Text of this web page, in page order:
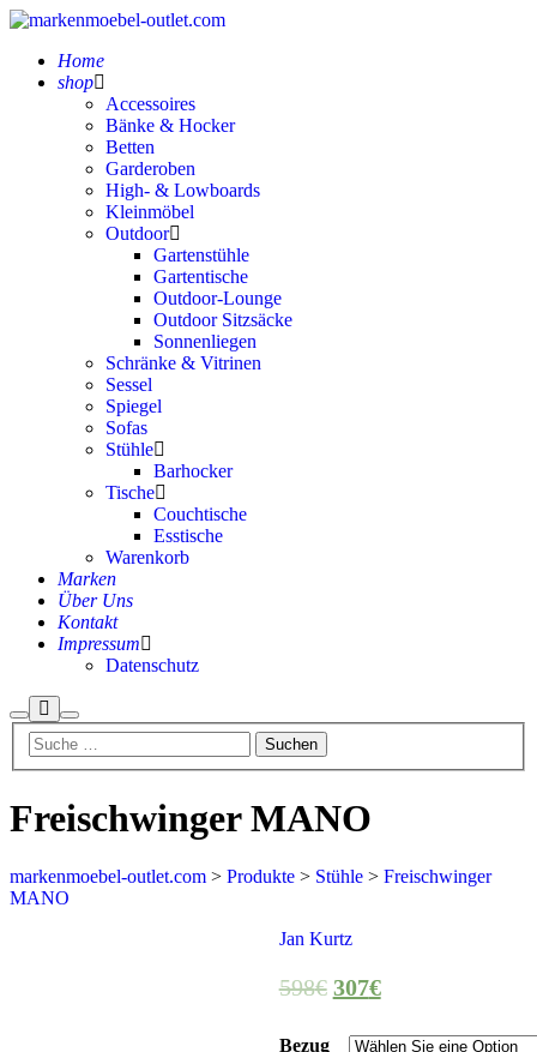
Home
shop
Accessoires
Bänke & Hocker
Betten
Garderoben
High- & Lowboards
Kleinmöbel
Outdoor
Gartenstühle
Gartentische
Outdoor-Lounge
Outdoor Sitzsäcke
Sonnenliegen
Schränke & Vitrinen
Sessel
Spiegel
Sofas
Stühle
Barhocker
Tische
Couchtische
Esstische
Warenkorb
Marken
Über Uns
Kontakt
Impressum
Datenschutz
Suchen
Mehr
InfoHauptmenü
Freischwinger MANO
markenmoebel-outlet.com > Produkte > Stühle > Freischwinger
MANO
Jan Kurtz
598€ 307€
Bezug